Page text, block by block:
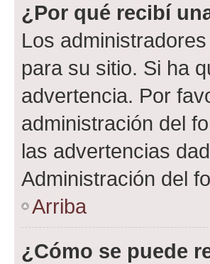
¿Por qué recibí
Los
para su sitio. Si ha
advertencia. Por
administración del
las advertencias
Administración del
Arriba
¿Cómo se puede